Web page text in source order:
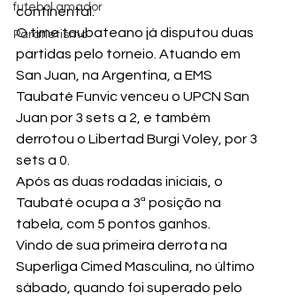
futebol amador
Paratletismo
continental.
O time taubateano já disputou duas
partidas pelo torneio. Atuando em
San Juan, na Argentina, a EMS
Taubaté Funvic venceu o UPCN San
Juan por 3 sets a 2, e também
derrotou o Libertad Burgi Voley, por 3
sets a 0.
Após as duas rodadas iniciais, o
Taubaté ocupa a 3ª posição na
tabela, com 5 pontos ganhos.
Vindo de sua primeira derrota na
Superliga Cimed Masculina, no último
sábado, quando foi superado pelo